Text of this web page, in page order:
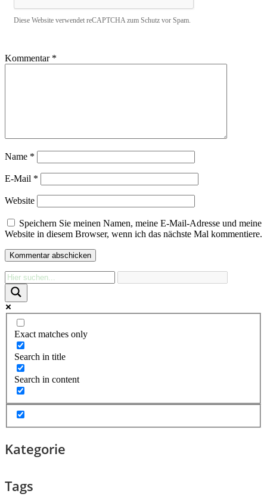
Diese Website verwendet reCAPTCHA zum Schutz vor Spam.
Kommentar *
Name *
E-Mail *
Website
Speichern Sie meinen Namen, meine E-Mail-Adresse und meine
Website in diesem Browser, wenn ich das nächste Mal kommentiere.
Exact matches only
Search in title
Search in content
Kategorie
Tags